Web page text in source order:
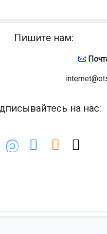
Пишите нам:
на нас: